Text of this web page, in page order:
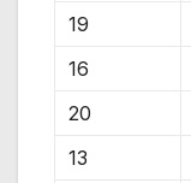
19
16
20
13